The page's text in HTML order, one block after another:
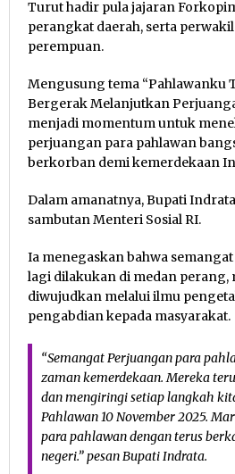
Turut hadir pula jajaran
perangkat daerah, serta
perempuan.
Mengusung tema “Pahlawanku
Bergerak Melanjutkan
menjadi momentum untuk
perjuangan para pahlawan
berkorban demi kemerdekaan
Dalam amanatnya, Bupati
sambutan Menteri Sosial RI.
Ia menegaskan bahwa
lagi dilakukan di medan perang,
diwujudkan melalui ilmu
pengabdian kepada masyarakat.
“Semangat Perjuangan para
zaman kemerdekaan. Mereka
dan mengiringi setiap langkah
Pahlawan 10 November 2025.
para pahlawan dengan terus
negeri.” pesan Bupati Indrata.